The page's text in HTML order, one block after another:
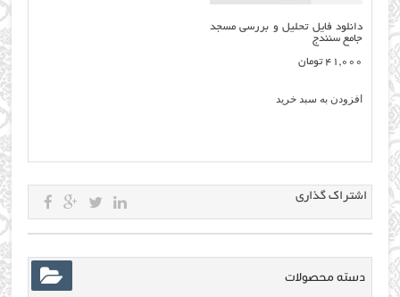
دانلود فایل تحلیل و بررسی مسجد
جامع سنندج
41,000 تومان
افزودن به سبد خرید
اشتراک گذاری
دسته محصولات